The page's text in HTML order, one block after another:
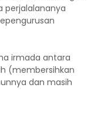
perjalalananya
irmada antara
(membersihkan
dan masih